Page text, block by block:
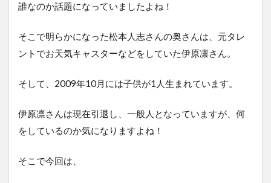
誰なのか話題になっていましたよね！
そこで明らかになった松本人志さんの奥さんは、元タレ
ントでお天気キャスターなどをしていた伊原凛さん。
そして、2009年10月には子供が1人生まれています。
伊原凛さんは現在引退し、一般人となっていますが、何
をしているのか気になりますよね！
そこで今回は、